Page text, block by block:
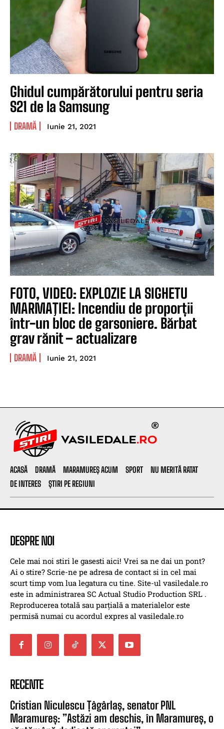
Ghidul cumpărătorului pentru seria
S21 de la Samsung
DRAMĂ Iunie 21, 2021
FOTO, VIDEO: EXPLOZIE LA SIGHETU
MARMAŢIEI: Incendiu de proporții
într-un bloc de garsoniere. Bărbat
grav rănit – actualizare
DRAMĂ Iunie 21, 2021
ACASĂ DRAMĂ MARAMUREȘ ACUM SPORT
NU MERITĂ RATAT
DE INTERES
ȘTIRI PE REGIUNI
DESPRE NOI
Cele mai noi stiri le gasesti aici! Vrei sa ne dai un pont?
Ai o stire? Scrie-ne pe adresa de contact si in cel mai
scurt timp vom lua legatura cu tine. Site-ul vasiledale.ro
este in administrarea SC Actual Studio Production SRL .
Reproducerea totală sau parțială a materialelor este
permisă numai cu acordul expres al vasiledale.ro
RECENTE
Cristian Niculescu Țâgârlaș, senator PNL
Maramureș: ”Astăzi am deschis, în Maramureș, o